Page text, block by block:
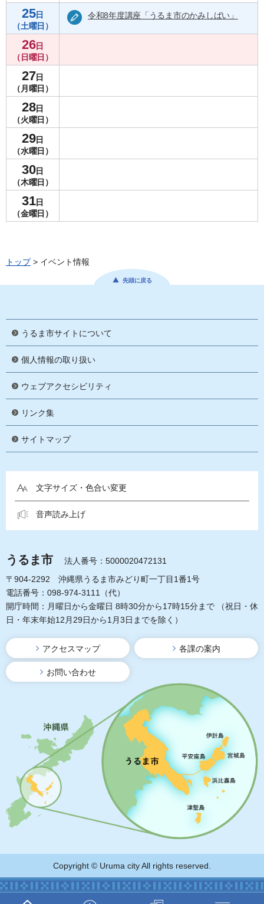
25日
（土曜日）
子育て・教育
令和8年度講座「うるま市のかみしばい」
26日
（日曜日）
27日
（月曜日）
28日
（火曜日）
29日
（水曜日）
30日
（木曜日）
31日
（金曜日）
トップ> イベント情報
先頭に戻る
うるま市サイトについて
個人情報の取り扱い
ウェブアクセシビリティ
リンク集
サイトマップ
文字サイズ・色合い変更
音声読み上げ
うるま市
法人番号：5000020472131
〒904-2292 沖縄県うるま市みどり町一丁目1番1号
電話番号：098-974-3111（代）
開庁時間：月曜日から金曜日 8時30分から17時15分まで
（祝日・休
日・年末年始12月29日から1月3日までを除く）
アクセスマップ 各課の案内
お問い合わせ
Copyright © Uruma city All rights reserved.